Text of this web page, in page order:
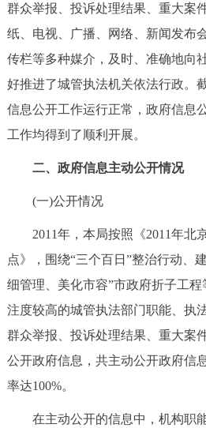
绿色北京 图说北京
多语种
DEUTSCH FRANÇAIS
ITALIANO
群众举报、投诉处理结果、重大案
纸、电视、广播、网络、新闻发布
传栏等多种媒介，及时、准确地向
好推进了城管执法机关依法行政。
信息公开工作运行正常，政府信息
工作均得到了顺利开展。
二、政府信息主动公开情况
(一)公开情况
2011年，本局按照《2011年北
点》，围绕“三个百日”整治行动、
细管理、美化市容”市政府折子工
注度较高的城管执法部门职能、执
群众举报、投诉处理结果、重大案
公开政府信息，共主动公开政府信
率达100%。
在主动公开的信息中，机构职能